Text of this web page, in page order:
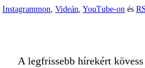
Instagrammon Videán YouTube-on és
A legfrissebb hírekért kövess